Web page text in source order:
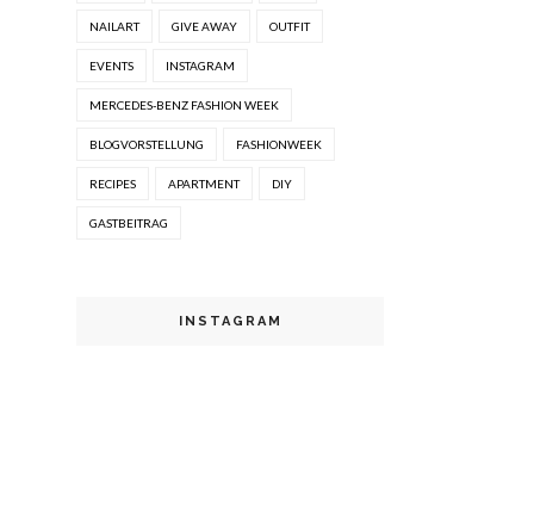
NAILART GIVE AWAY OUTFIT
EVENTS INSTAGRAM
MERCEDES-BENZ FASHION WEEK
BLOGVORSTELLUNG FASHIONWEEK
RECIPES APARTMENT DIY
GASTBEITRAG
INSTAGRAM